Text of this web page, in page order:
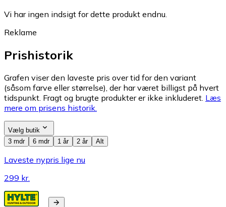
Vi har ingen indsigt for dette produkt endnu.
Reklame
Prishistorik
Grafen viser den laveste pris over tid for den variant
(såsom farve eller størrelse), der har været billigst på hvert
tidspunkt. Fragt og brugte produkter er ikke inkluderet. Læs
mere om prisens historik.
Vælg butik
3 mdr
6 mdr 1 år 2 år Alt
Laveste nypris lige nu
299 kr.